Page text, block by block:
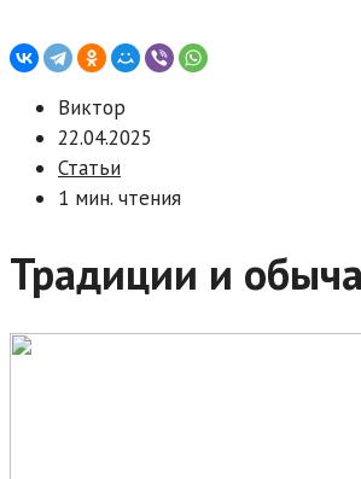
Виктор
22.04.2025
Статьи
1 мин. чтения
Традиции и